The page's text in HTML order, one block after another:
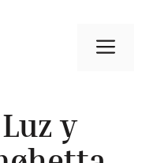
메
y